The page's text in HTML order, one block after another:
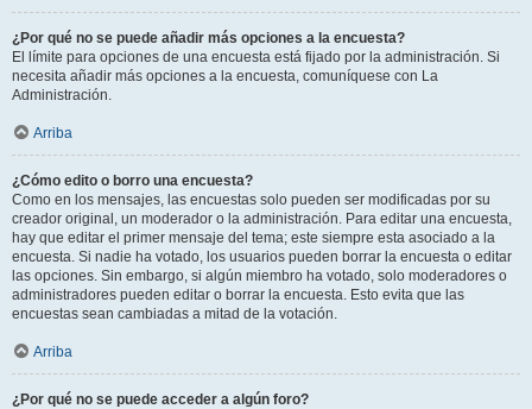
¿Por qué no se puede añadir más opciones a la encuesta?
El límite para opciones de una encuesta está fijado por la administración. Si
necesita añadir más opciones a la encuesta, comuníquese con La
Administración.
Arriba
¿Cómo edito o borro una encuesta?
Como en los mensajes, las encuestas solo pueden ser modificadas por su
creador original, un moderador o la administración. Para editar una encuesta,
hay que editar el primer mensaje del tema; este siempre esta asociado a la
encuesta. Si nadie ha votado, los usuarios pueden borrar la encuesta o editar
las opciones. Sin embargo, si algún miembro ha votado, solo moderadores o
administradores pueden editar o borrar la encuesta. Esto evita que las
encuestas sean cambiadas a mitad de la votación.
Arriba
¿Por qué no se puede acceder a algún foro?